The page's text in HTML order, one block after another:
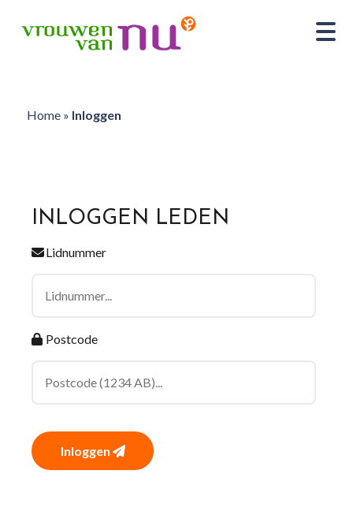
Home» Inloggen
INLOGGEN LEDEN
Lidnummer
Postcode
Inloggen